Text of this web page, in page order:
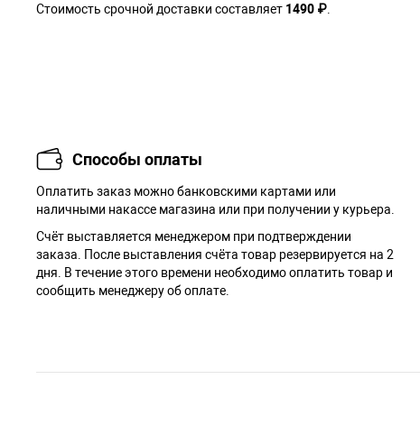
Стоимость срочной доставки составляет 1490 ₽
Способы оплаты
Оплатить заказ можно банковскими картами или
наличными накассе магазина или при получении у курьера.
Cчёт выставляется менеджером при подтверждении
заказа. После выставления счёта товар резервируется на 2
дня. В течение этого времени необходимо оплатить товар и
сообщить менеджеру об оплате.